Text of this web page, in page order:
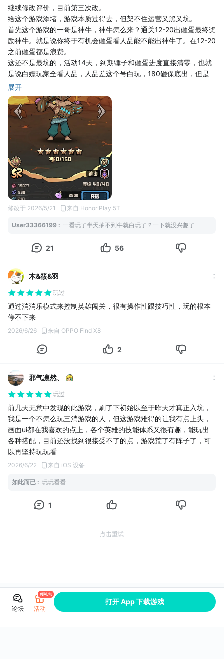
玩家临场应变能力，告别固定套路打法，越玩越有策略感。
四、游玩优缺点总结
优点
1. 玩法创新：三消+回合RPG完美融合，兼顾休闲解压和策略深度，
可躺玩可钻研，适配所有玩家；
2. 养成良心：无废卡设定，资源获取轻松，护肝不氪金，平民体验
极佳；
长期游玩不枯燥；
4. 操作友好：上手门槛极低，画面流畅丝滑，碎片化时间利用率超
高。
小缺点
1. 后期高阶副本对阵容搭配和消除细节要求较高，新手需要小幅适
2. 部分趣味关卡障碍机制重复度略高，长期刷本偶尔会有轻微重复
感。
五、整体游玩评价
总的来说，《消消英雄2》是一款被严重低估的休闲策略神作！它打
消除乐趣，和烧脑有趣的策略战斗完美结合。
不用爆肝、不用氪金，摸鱼能轻松消遣，闲时能钻研阵容，全员可
喜欢策略搭配的硬核玩家，都能在这款游戏里找到快乐。绝对是当
继续修改评价，目前第三次改。
给这个游戏添堵，游戏本质过得去，但架不住运营又黑又坑。
首先这个游戏的一哥是神牛，神牛怎么来？通关12-20出砸蛋最终奖
励神牛。就是说你终于有机会砸蛋看人品能不能出神牛了。在12-20
之前砸蛋都是浪费。
这还不是最坑的，活动14天，到期锤子和砸蛋进度直接清零，也就
是说白嫖玩家全看人品，人品差这个号白玩，180砸保底出，但是
估算了下白嫖也就几十个锤子。要么弃坑要么换区重新来。
重点来了，换区就要把30个道场全部打一遍，快一点也要一整天，
慢的两天。打完道场通关到12-20怎么滴也要一周（砸蛋活动也是第
七天才开启）也就是说为了神牛（只是为了碰运气不是包到手）咱
换区陪氪金玩家玩十几天，砸到还好，没砸到就是浪费时间。
以下内容是二次改的
补充一条关于心愿单的。别人的心愿单都是设定了之后保底直接
出，这家游戏的心愿单设定之后保底会歪，如果你歪了两次的话，
第3次出真正心愿单的。所以说我见过黑心的，没有见过这么黑心的
游戏。目前打分是9:01估计都是通过问皮皮要礼包码（ Tap tap评
价给礼包吗）刷出来的吧
重新评价一下，游戏本身不错，适合打发时间，但是运营太黑。日
重点来了：一共32SSR角色抽卡只能抽30，还有两个貌似活动出，
普池只能抽9个，其他都要金书抽，金书开服活动都几乎没。合着白
差评一定要差评
以下是第一次评价
不错的游戏，如果不考虑jjc等相关互动因素，完全可以当单机游戏
玩。
顺便给萌新开服建议，这个很重要！很重要！很重要！
有个叫班扬的英雄推图之神，必须养。
R碎片都拿来养
展开
修改于 2026/5/21 来自 Honor Play 5T
User33366199 : 一看玩了半天抽不到牛就白玩了？一下就没兴趣了
21 56
木&筱&羽
玩过
通过消消乐模式来控制英雄闯关，很有操作性跟技巧性，玩的根本
停不下来
2026/6/26 来自 OPPO Find X8
2
邪气凛然、
玩过
前几天无意中发现的此游戏，刷了下初始以至于昨天才真正入坑，
我是一个不怎么玩三消游戏的人，但这游戏难得的让我有点上头，
画面ui都在我喜欢的点上，各个英雄的技能体系又很有趣，能玩出
各种搭配，目前还没找到很接受不了的点，游戏荒了有阵子了，可
以再坚持玩玩看
2026/6/22 来自 iOS 设备
如此而已 : 玩玩看看
1
点击重试
论坛 活动
领礼包
打开 App 下载游戏